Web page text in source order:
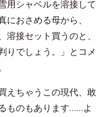
用シャベルを溶接して
おさめる母から、
溶接セット買うのと、
りでしょう。」とコメ
えちゃうこの現代、敢
ものもあります……よ